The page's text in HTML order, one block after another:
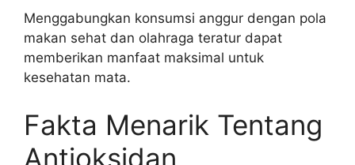
Menggabungkan konsumsi anggur dengan pola
makan sehat dan olahraga teratur dapat
memberikan manfaat maksimal untuk
kesehatan mata.
Fakta Menarik Tentang
Antioksidan